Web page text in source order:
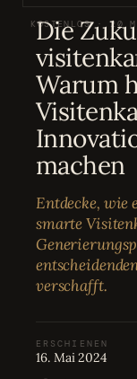
Podcasts
Karriere
06
KOSTENLOS · 20
Die
Warum
machen
Entdecke, wie
smarte
verschafft.
ERSCHIENEN
16. Mai 2024